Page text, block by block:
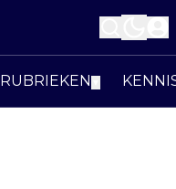
RUBRIEKEN